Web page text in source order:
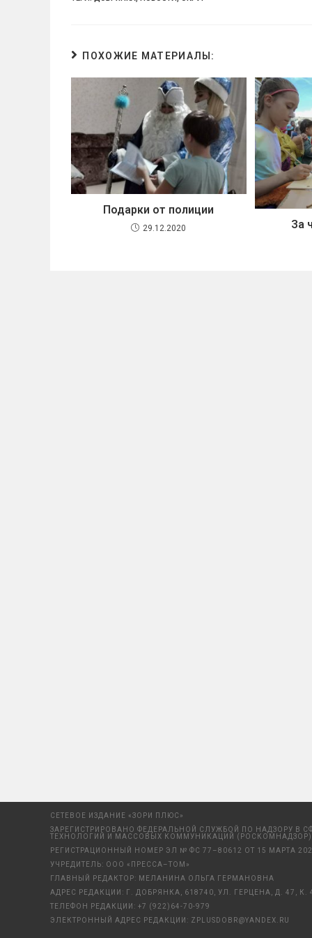
ПОХОЖИЕ МАТЕРИАЛЫ:
Подарки от полиции
29.12.2020 За
СЕТЕВОЕ ИЗДАНИЕ «ЗОРИ ПЛЮС»
ЗАРЕГИСТРИРОВАНО ФЕДЕРАЛЬНОЙ СЛУЖБОЙ ПО НАДЗОРУ В
ТЕХНОЛОГИЙ И МАССОВЫХ КОММУНИКАЦИЙ (РОСКОМНАДЗОР)
РЕГИСТРАЦИОННЫЙ НОМЕР ЭЛ № ФС 77–80612 ОТ 15 МАРТА
УЧРЕДИТЕЛЬ: ООО «ПРЕССА–ТОМ»
ГЛАВНЫЙ РЕДАКТОР: МЕЛАНИНА ОЛЬГА ГЕРМАНОВНА
АДРЕС РЕДАКЦИИ: Г. ДОБРЯНКА, 618740, УЛ. ГЕРЦЕНА, Д. 47, К.
ТЕЛЕФОН РЕДАКЦИИ: +7 (922)64-70-979
ЭЛЕКТРОННЫЙ АДРЕС РЕДАКЦИИ: ZPLUSDOBR@YANDEX.RU